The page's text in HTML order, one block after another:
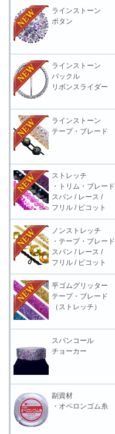
ラインストーン
ボタン
ラインストーン
バックル
リボンスライダー
ラインストーン
テープ・ブレード
ストレッチ
・トリム・ブレード
スパン / レース /
フリル / ピコット
ノンストレッチ
・テープ・ブレード
スパン / レース /
フリル / ピコット
平ゴムグリッター
テープ・ブレード
（ストレッチ）
スパンコール
チョーカー
副資材
・オペロンゴム糸